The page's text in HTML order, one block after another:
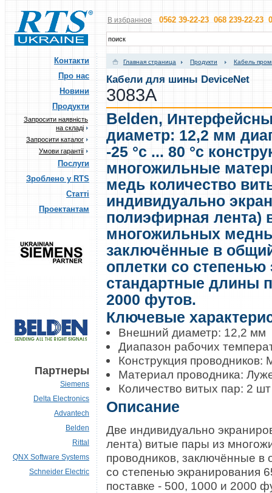
В избранное 0562 39-22-23 068 239-22-23
Контакти
Про нас
Новини
Продукти
Запросити наявність
на складі
Запросити каталог
Умови гарантії
Послуги
Зроблено у RTS
Статті
Проектантам
Партнеры
Siemens
Delta Electronics
Advantech
Belden
Rittal
QNX Software Systems
Schneider Electric
Главная страница Продукти Кабель
Кабели для шины DeviceNet
3083A
Belden,
диаметр: 12,2 мм
-25 °c ... 80 °c
многожильные
медь количество
индивидуально
полиэфирная лента)
многожильных
заключённые в
оплетки со степенью
стандартные длины
2000 футов.
Ключевые
Внешний диаметр: 12,2 мм
Диапазон рабочих
Конструкция
Материал проводника:
Количество витых пар: 2 шт
Описание
Две индивидуально
лента) витые пары из
проводников, заключённые в
со степенью экранирования
поставке - 500, 1000 и 2000